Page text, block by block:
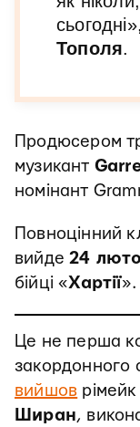
Тополя.
Продюсером
музикант
номінант
Повноцінний
вийде24
бійці «Хартії».
Це не перша
закордонного
вийшов рімейк
Ширан,